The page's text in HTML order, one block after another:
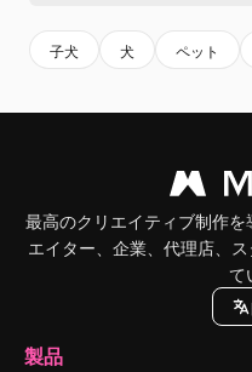
子犬 犬 ペット
最高のクリエイティブ制作
エイター、企業、代理店、
て
製品